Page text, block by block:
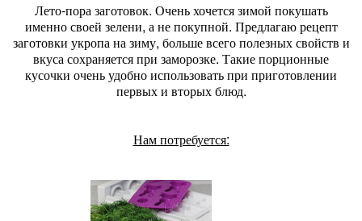
Лето-пора заготовок. Очень хочется зимой покушать
именно своей зелени, а не покупной. Предлагаю рецепт
заготовки укропа на зиму, больше всего полезных свойств и
вкуса сохраняется при заморозке. Такие порционные
кусочки очень удобно использовать при приготовлении
первых и вторых блюд.
Нам потребуется: